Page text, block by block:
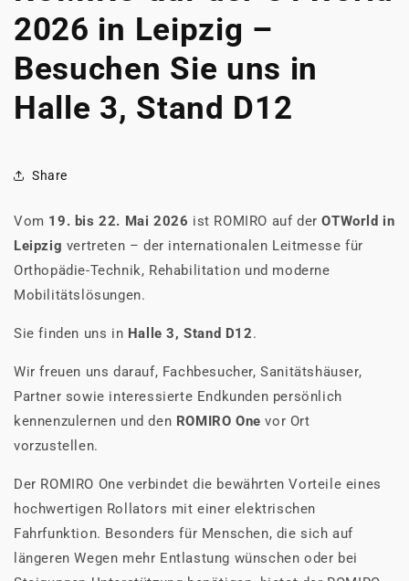
2026 in Leipzig –
Besuchen Sie uns in
Halle 3, Stand D12
Share
Vom 19. bis 22. Mai 2026 ist ROMIRO auf derOTWorld in
Leipzig vertreten – der internationalen Leitmesse für
Orthopädie-Technik, Rehabilitation und moderne
Mobilitätslösungen.
Sie finden uns in Halle 3, Stand D12.
Wir freuen uns darauf, Fachbesucher, Sanitätshäuser,
Partner sowie interessierte Endkunden persönlich
kennenzulernen und den ROMIRO One vor Ort
vorzustellen.
Der ROMIRO One verbindet die bewährten Vorteile eines
hochwertigen Rollators mit einer elektrischen
Fahrfunktion. Besonders für Menschen, die sich auf
längeren Wegen mehr Entlastung wünschen oder bei